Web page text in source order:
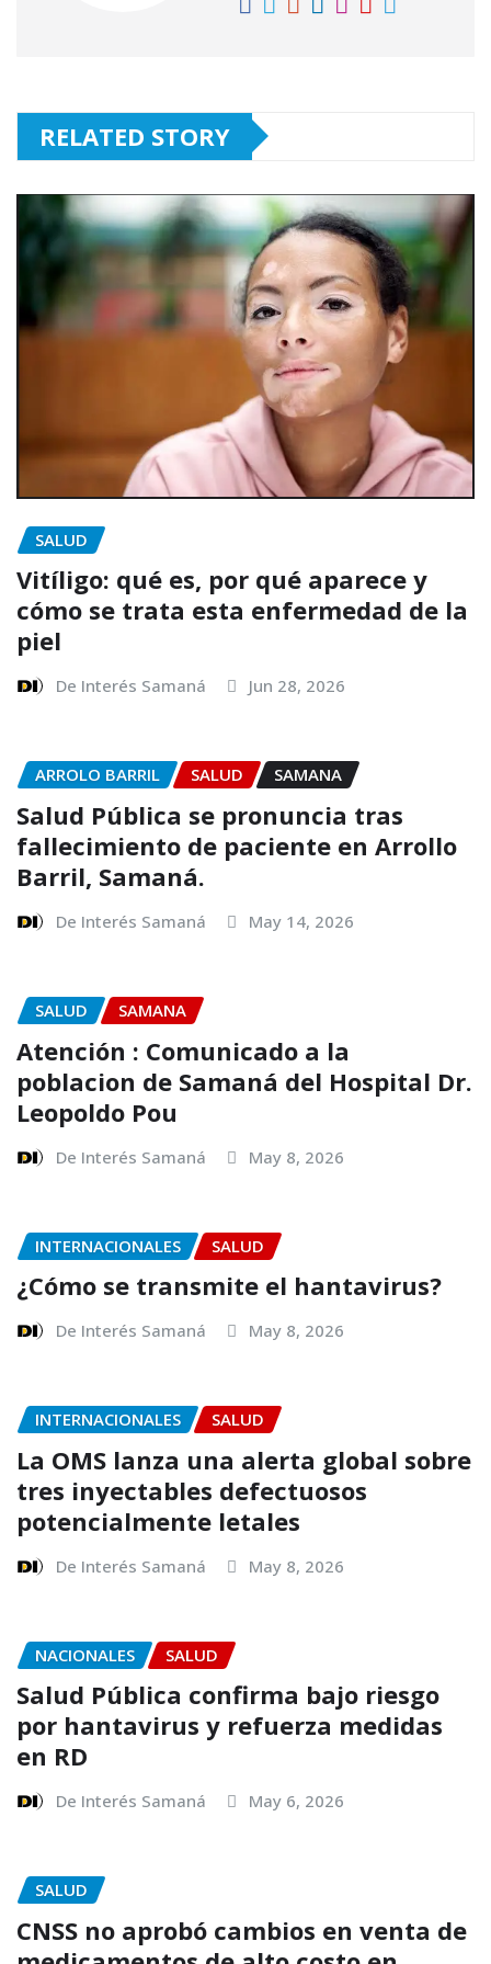
RELATED STORY
SALUD
Vitíligo: qué es, por qué aparece y
cómo se trata esta enfermedad de la
piel
De Interés Samaná Jun 28, 2026
ARROLO BARRIL SALUD SAMANA
Salud Pública se pronuncia tras
fallecimiento de paciente en Arrollo
Barril, Samaná.
De Interés Samaná May 14, 2026
SALUD SAMANA
Atención : Comunicado a la
poblacion de Samaná del Hospital Dr.
Leopoldo Pou
De Interés Samaná May 8, 2026
INTERNACIONALES SALUD
¿Cómo se transmite el hantavirus?
De Interés Samaná May 8, 2026
INTERNACIONALES SALUD
La OMS lanza una alerta global sobre
tres inyectables defectuosos
potencialmente letales
De Interés Samaná May 8, 2026
NACIONALES SALUD
Salud Pública confirma bajo riesgo
por hantavirus y refuerza medidas
en RD
De Interés Samaná May 6, 2026
SALUD
CNSS no aprobó cambios en venta de